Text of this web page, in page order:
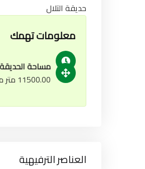
حديقة التلال
معلومات تهمك
مساحة الحديقة
11500.00 متر مربع
العناصر الترفيهية